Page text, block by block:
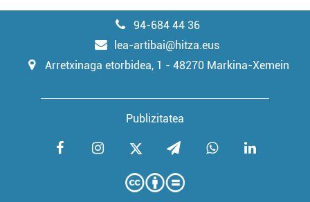
94-684 44 36
lea-artibai@hitza.eus
Arretxinaga etorbidea, 1 - 48270 Markina-Xemein
Publizitatea